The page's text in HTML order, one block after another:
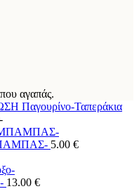
αγαπάς.
Παγουρίνο-Ταπεράκια
5.00 €
13.00 €